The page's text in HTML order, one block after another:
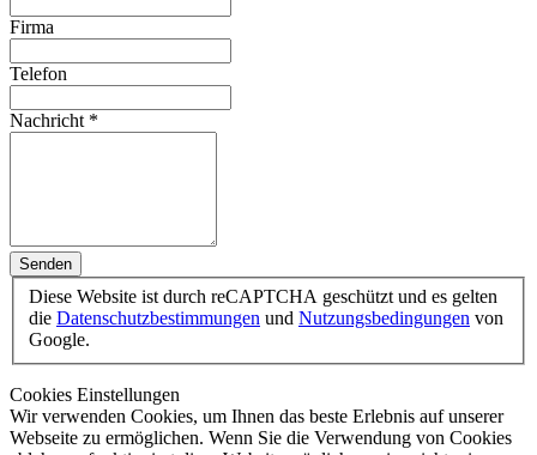
Firma
Telefon
Nachricht *
Senden
Diese Website ist durch reCAPTCHA geschützt und es gelten
die Datenschutzbestimmungen und Nutzungsbedingungen von
Google.
Cookies Einstellungen
Wir verwenden Cookies, um Ihnen das beste Erlebnis auf unserer
Webseite zu ermöglichen. Wenn Sie die Verwendung von Cookies